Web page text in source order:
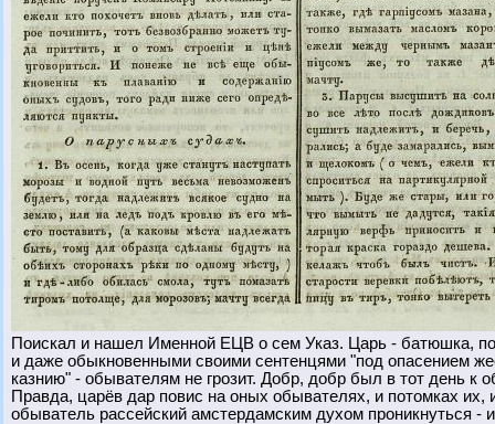
Поискал и нашел Именной ЕЦВ о сем Указ. Царь - батюшка,
и даже обыкновенными своими сентенцями "под опасением
казнию" - обывателям не грозит. Добр, добр был в тот день к
Правда, царёв дар повис на оных обывателях, и потомках
обыватель рассейский амстердамским духом проникнуться -